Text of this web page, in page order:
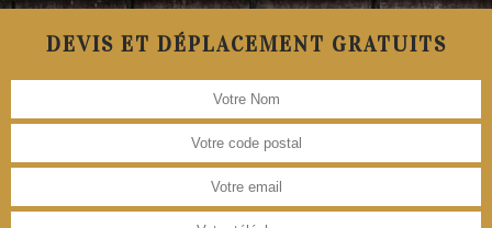
DEVIS ET DÉPLACEMENT GRATUITS